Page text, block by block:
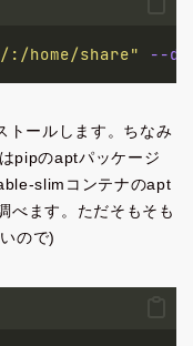
:/home/share" --
トールします。ちなみ
pipのaptパッケージ
slimコンテナのapt
べます。ただそもそも
ので)